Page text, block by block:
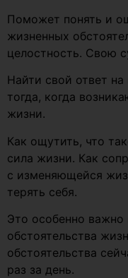
Поможет понять и
жизненных
целостность. Свою
Найти свой ответ
тогда, когда
жизни.
Как ощутить, что
сила жизни. Как
с изменяющейся
терять себя.
Это особенно
обстоятельства
обстоятельства
раз за день.